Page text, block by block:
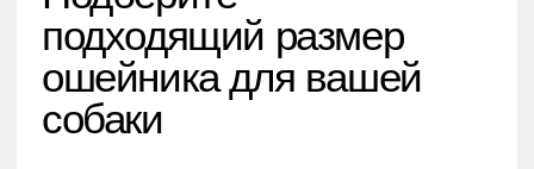
самой широкой части шеи вашего щенка (у
большинства собак это будет ближе к плечам).
Поместите два пальца перпендикулярно между
шеей собаки и рулеткой, чтобы обеспечить
удобную посадку